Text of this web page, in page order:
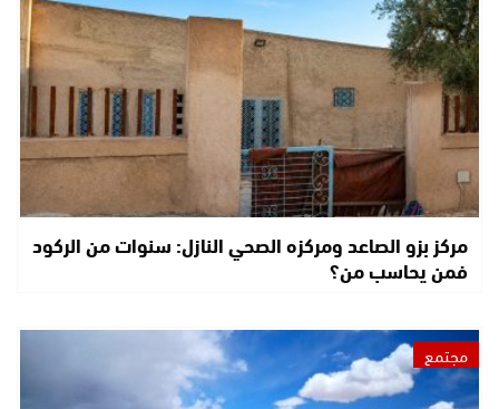
مركز بزو الصاعد ومركزه الصحي النازل: سنوات من الركود
فمن يحاسب من؟
مجتمع